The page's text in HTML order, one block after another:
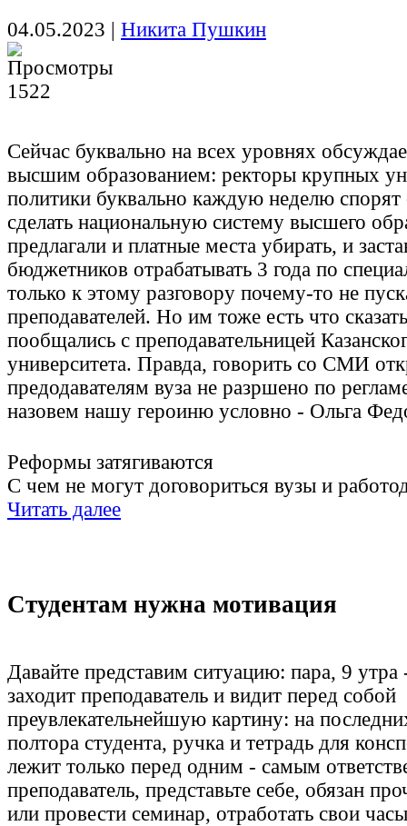
04.05.2023 | Никита Пушкин
1522
Сейчас буквально на всех уровнях
высшим образованием: ректоры крупных
политики буквально каждую неделю
сделать национальную систему высшего
предлагали и платные места убирать, и
бюджетников отрабатывать 3 года по
только к этому разговору почему-то не
преподавателей. Но им тоже есть что
пообщались с преподавательницей
университета. Правда, говорить со СМИ
предодавателям вуза не разршено по
назовем нашу героиню условно - Ольга
Реформы затягиваются
С чем не могут договориться вузы и
Читать далее
Студентам нужна мотивация
Давайте представим ситуацию: пара, 9
заходит преподаватель и видит перед собой
преувлекательнейшую картину: на
полтора студента, ручка и тетрадь для
лежит только перед одним - самым
преподаватель, представьте себе, обязан
или провести семинар, отработать свои